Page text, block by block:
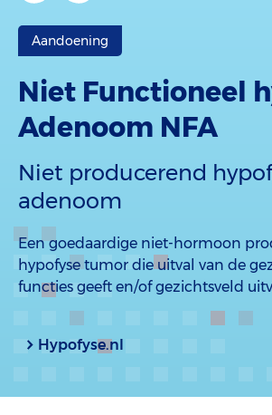
Aandoening
Niet Functioneel
Adenoom NFA
Niet producerend
adenoom
Een goedaardige niet-hormoon
hypofyse tumor die uitval van de
functies geeft en/of gezichtsveld
Hypofyse.nl